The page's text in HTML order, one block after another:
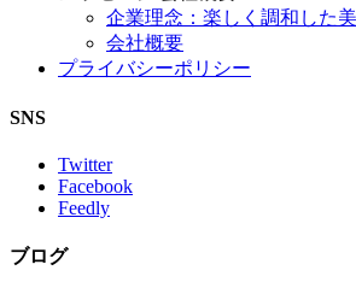
企業理念：楽しく調和した
会社概要
プライバシーポリシー
SNS
Twitter
Facebook
Feedly
ブログ